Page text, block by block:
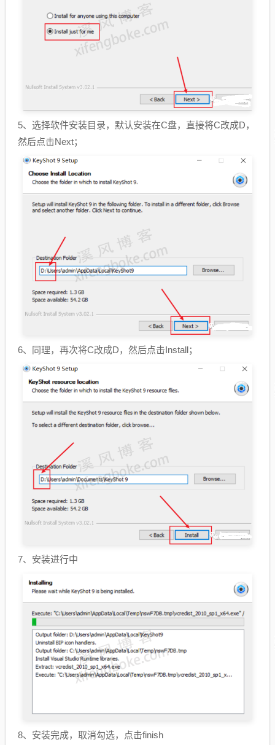
5、选择软件安装目录，默认安装在C盘，直接将C改成D，
然后点击Next；
6、同理，再次将C改成D，然后点击Install；
7、安装进行中
8、安装完成，取消勾选，点击finish